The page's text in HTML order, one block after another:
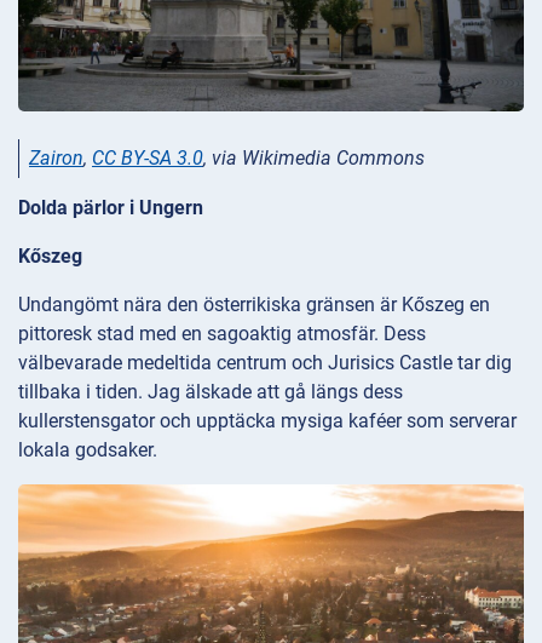
Zairon, CC BY-SA 3.0, via Wikimedia Commons
Dolda pärlor i Ungern
Kőszeg
Undangömt nära den österrikiska gränsen är Kőszeg en
pittoresk stad med en sagoaktig atmosfär. Dess
välbevarade medeltida centrum och Jurisics Castle tar dig
tillbaka i tiden. Jag älskade att gå längs dess
kullerstensgator och upptäcka mysiga kaféer som serverar
lokala godsaker.